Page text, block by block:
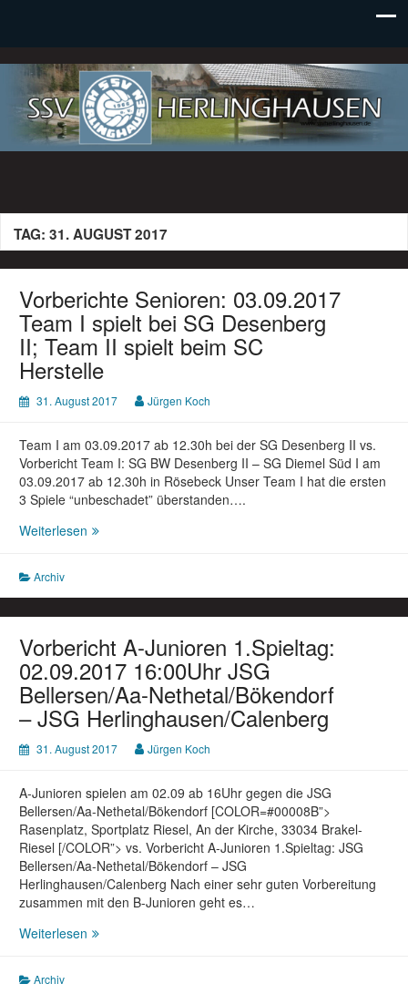
SSV Herlinghausen e. V.
TAG: 31. AUGUST 2017
Vorberichte Senioren: 03.09.2017
Team I spielt bei SG Desenberg
II; Team II spielt beim SC
Herstelle
31. August 2017 Jürgen Koch
Team I am 03.09.2017 ab 12.30h bei der SG Desenberg II vs.
Vorbericht Team I: SG BW Desenberg II – SG Diemel Süd I am
03.09.2017 ab 12.30h in Rösebeck Unser Team I hat die ersten
3 Spiele “unbeschadet” überstanden….
Weiterlesen Vorberichte
I
spielt
bei
SG
Desenberg
II;
Team
II
spielt
Herstelle
Archiv
Vorbericht A-Junioren 1.Spieltag:
02.09.2017 16:00Uhr JSG
Bellersen/Aa-Nethetal/Bökendorf
– JSG Herlinghausen/Calenberg
31. August 2017 Jürgen Koch
A-Junioren spielen am 02.09 ab 16Uhr gegen die JSG
Bellersen/Aa-Nethetal/Bökendorf [COLOR=#00008B”>
Rasenplatz, Sportplatz Riesel, An der Kirche, 33034 Brakel-
Riesel [/COLOR”> vs. Vorbericht A-Junioren 1.Spieltag: JSG
Bellersen/Aa-Nethetal/Bökendorf – JSG
Herlinghausen/Calenberg Nach einer sehr guten Vorbereitung
zusammen mit den B-Junioren geht es…
Weiterlesen Vorbericht
Archiv